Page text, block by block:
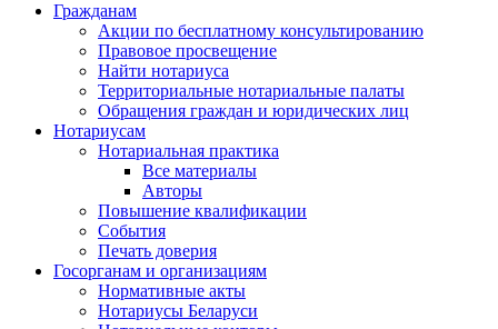
Гражданам
Акции по бесплатному консультированию
Правовое просвещение
Найти нотариуса
Территориальные нотариальные палаты
Обращения граждан и юридических лиц
Нотариусам
Нотариальная практика
Все материалы
Авторы
Повышение квалификации
События
Печать доверия
Госорганам и организациям
Нормативные акты
Нотариусы Беларуси